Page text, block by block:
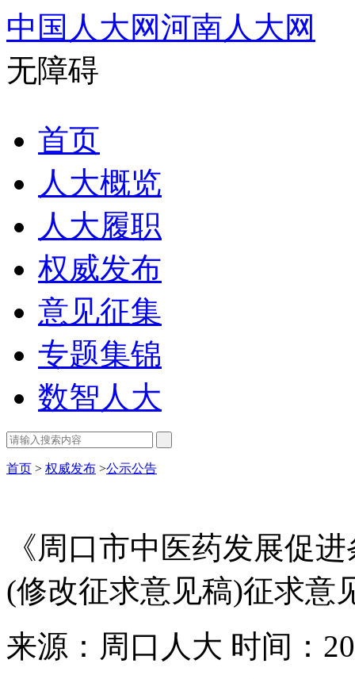
中国人大网河南人大网
无障碍
首页
人大概览
人大履职
权威发布
意见征集
专题集锦
数智人大
首页 > 权威发布 >公示公告
《周口市中医药发展促
(修改征求意见稿)征求意
来源：周口人大 时间：